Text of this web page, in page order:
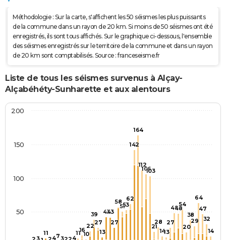
Méthodologie : Sur la carte, s'affichent les 50 séismes les plus puissants
de la commune dans un rayon de 20 km. Si moins de 50 séismes ont été
enregistrés, ils sont tous affichés. Sur le graphique ci-dessous, l'ensemble
des séismes enregistrés sur le territoire de la commune et dans un rayon
de 20 km sont comptabilisés. Source : franceseisme.fr
Liste de tous les séismes survenus à Alçay-
Alçabéhéty-Sunharette et aux alentours
3
11
473 4
1116
10
22
39
27
13
4343
27
58
5153
62
142
164
112
106103
21
28
1413
27
4948
54
20
38
29
64
47
32
14
50
100
150
200